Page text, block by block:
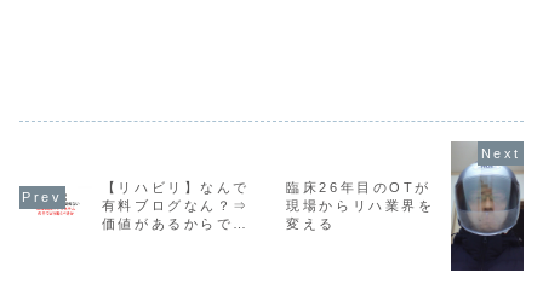
【リハビリ】なんで
有料ブログなん？⇒
価値があるからです
臨床26年目のOTが
現場からリハ業界を
変える